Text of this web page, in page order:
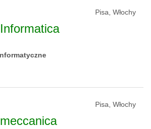
Pisa, Włochy
Pisa, Włochy